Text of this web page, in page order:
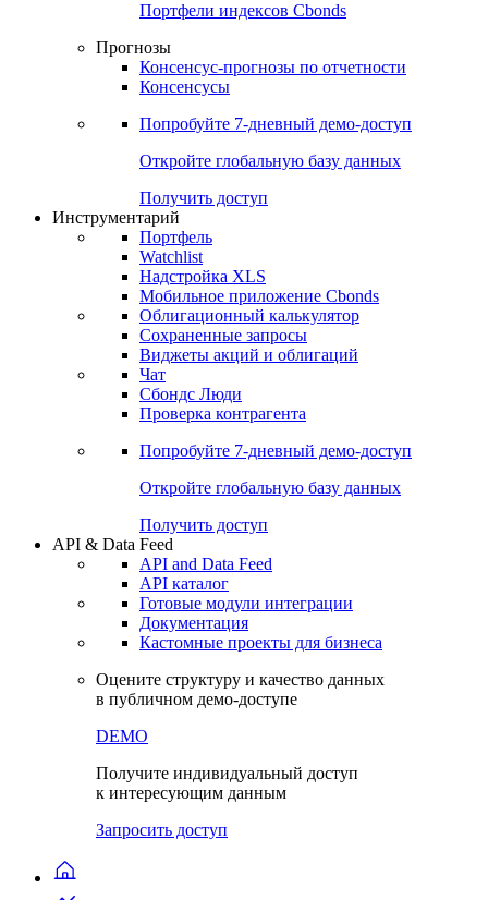
Портфели индексов Cbonds
Прогнозы
Консенсус-прогнозы по отчетности
Консенсусы
Попробуйте 7-дневный демо-доступ
Откройте глобальную базу данных
Получить доступ
Инструментарий
Портфель
Watchlist
Надстройка XLS
Мобильное приложение Cbonds
Облигационный калькулятор
Сохраненные запросы
Виджеты акций и облигаций
Чат
Сбондс Люди
Проверка контрагента
Попробуйте 7-дневный демо-доступ
Откройте глобальную базу данных
Получить доступ
API & Data Feed
API and Data Feed
API каталог
Готовые модули интеграции
Документация
Кастомные проекты для бизнеса
Оцените структуру и качество данных
в публичном демо-доступе
DEMO
Получите индивидуальный доступ
к интересующим данным
Запросить доступ